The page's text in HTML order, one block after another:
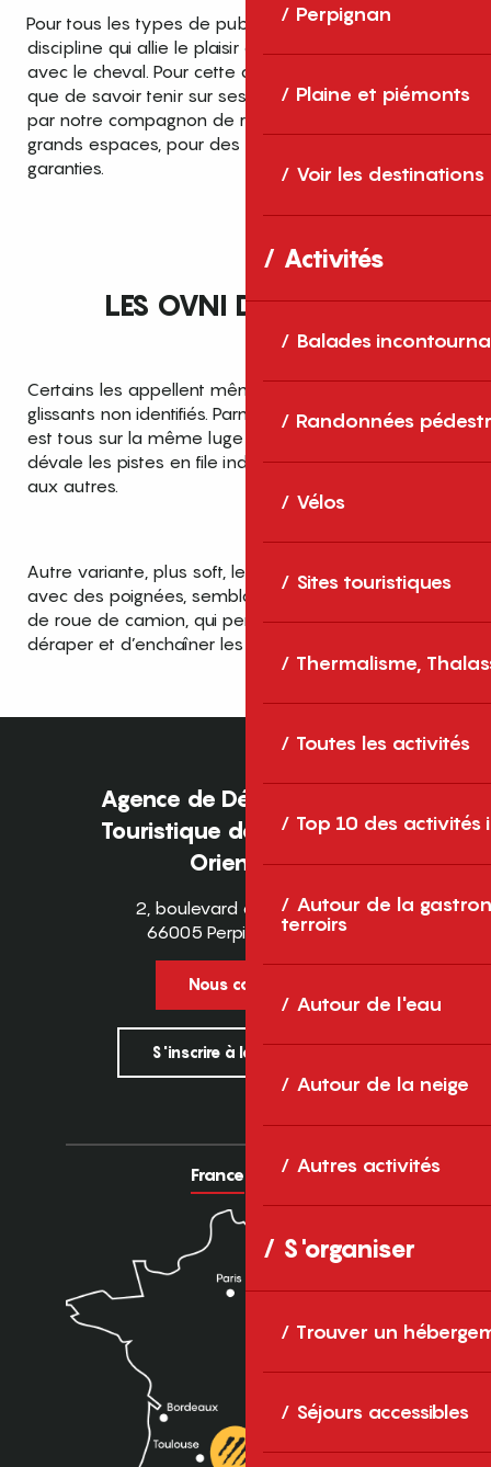
Perpignan
Plaine et piémonts
Voir les destinations
Activités
Balades
Randonnées
Vélos
Sites touristiques
Thermalisme,
Toutes les activités
Top 10 des activités
Autour de la
terroirs
Autour de l'eau
Autour de la neige
Autres activités
S'organiser
Trouver un
Séjours accessibles
Pour tous les types de publics, le ski-joëring, une
discipline qui allie le plaisir de la glisse et la complicité
avec le cheval. Pour cette activité, rien de plus simple
que de savoir tenir sur ses skis et se laisser tracter
par notre compagnon de route. Partez explorer les
grands espaces, pour des sensations de glisse
garanties.
LES OVNI DES NEIGES
Certains les appellent même les OGNI, les objets
glissants non identifiés. Parmi eux, le snake gliss, on
est tous sur la même luge ! Pilotée par un guide, on
dévale les pistes en file indienne, accrochés les uns
aux autres.
Autre variante, plus soft, le snowtubing, une bouée
avec des poignées, semblable à une chambre à air
de roue de camion, qui permet de tourner, de
déraper et d’enchaîner les courbes.
Agence de Développement
Touristique des Pyrénées-
Orientales
2, boulevard des Pyrénées
66005 Perpignan Cedex
Nous contacter
S'inscrire à la newsletter
France Europe